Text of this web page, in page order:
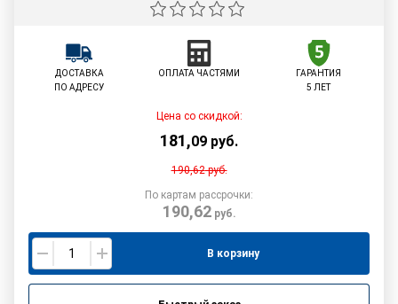
ДОСТАВКА
ПО АДРЕСУ
ОПЛАТА ЧАСТЯМИ
ГАРАНТИЯ
5 ЛЕТ
Цена со скидкой:
181,09 руб.
190,62руб.
По картам рассрочки:
190,62руб.
В корзину